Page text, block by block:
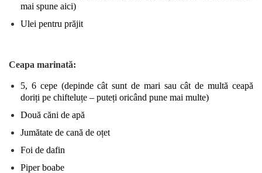
mai spune aici)
Ulei pentru prăjit
Ceapa marinată:
5, 6 cepe (depinde cât sunt de mari sau cât de multă ceapă
doriți pe chifteluțe – puteți oricând pune mai multe)
Două căni de apă
Jumătate de cană de oțet
Foi de dafin
Piper boabe